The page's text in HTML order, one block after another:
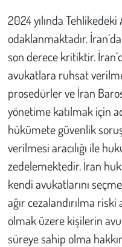
2024 yılında
odaklanmaktadır.
son derece kritiktir.
avukatlara ruhsat
prosedürler ve İran
yönetime katılmak için
hükümete güvenlik
verilmesi aracılığı ile
zedelemektedir. İran
kendi avukatlarını
ağır cezalandırılma
olmak üzere kişilerin
süreye sahip olma